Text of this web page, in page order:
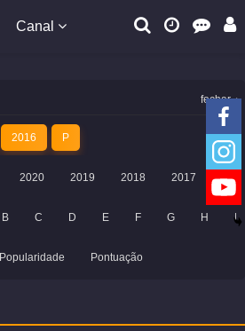
Canal
fechar
2016 P
2020 2019 2018 2017
B C D E F G H I
Popularidade Pontuação